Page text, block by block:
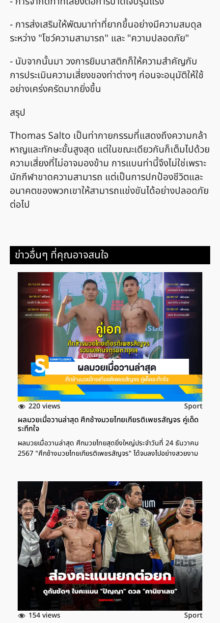
- การส่งเสริมให้พัฒนาท่าที่ยากขึ้นอย่างมีความสมดุล
ระหว่าง "โชว์ความสามารถ" และ "ความปลอดภัย"
- นับจากนั้นมา วงการยิมนาสติกก็ให้ความสำคัญกับ
การประเมินความเสี่ยงของท่าต่างๆ ก่อนจะอนุมัติให้ใช้
อย่างเคร่งครัดมากยิ่งขึ้น
สรุป
Thomas Salto เป็นท่ากายกรรมที่แสดงถึงความกล้า
หาญและทักษะขั้นสูงสุด แต่ในขณะเดียวกันก็เต็มไปด้วย
ความเสี่ยงที่ไม่อาจมองข้าม การแบนท่านี้จึงไม่ใช่เพราะ
นักกีฬาขาดความสามารถ แต่เป็นการปกป้องชีวิตและ
อนาคตของพวกเขาให้สามารถแข่งขันได้อย่างปลอดภัย
ต่อไป
ข่าวอื่นๆ ที่คุณอาจสนใจ
220 views Sport
ผลมวยเมื่อวานล่าสุด ศึกช้างมวยไทยเกียรติเพชรสัญจร คู่เด็ด
ระทึกใจ
ผลมวยเมื่อวานล่าสุด ศึกมวยไทยสุดยิ่งใหญ่ประจำวันที่ 24 ธันวาคม
2567 "ศึกช้างมวยไทยเกียรติเพชรสัญจร" ได้จบลงไปอย่างสวยงาม
154 views Sport